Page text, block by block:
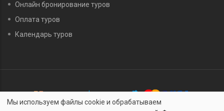
Онлайн бронирование туров
Оплата туров
Календарь туров
Мы используем файлы cookie и обрабатываем